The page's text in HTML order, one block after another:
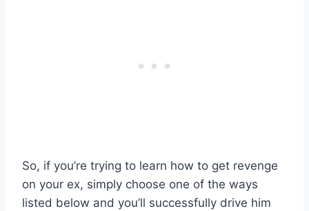
So, if you’re trying to learn how to get revenge
on your ex, simply choose one of the ways
listed below and you’ll successfully drive him